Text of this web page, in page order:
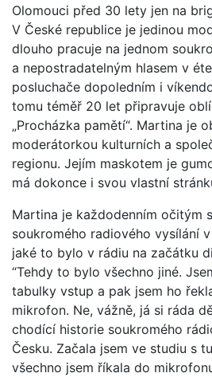
Olomouci před 30 lety jen na
V České republice je jedinou
dlouho pracuje na jednom
a nepostradatelným hlasem v
posluchače dopoledním i
tomu téměř 20 let připravuje
„Procházka pamětí“. Martina je
moderátorkou kulturních a
regionu. Jejím maskotem je
má dokonce i svou vlastní
Martina je každodenním očitým
soukromého radiového vysílání
jaké to bylo v rádiu na začátku
“Tehdy to bylo všechno jiné.
tabulky vstup a pak jsem ho
mikrofon. Ne, vážně, já si ráda
chodící historie soukromého
Česku. Začala jsem ve studiu s
všechno jsem říkala do